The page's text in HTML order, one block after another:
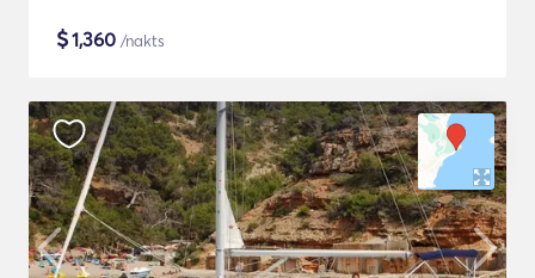
$1,360 /nakts